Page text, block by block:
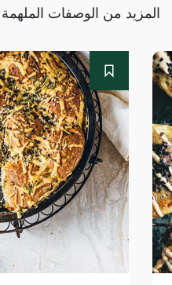
المزيد من الوصفات الملهمة